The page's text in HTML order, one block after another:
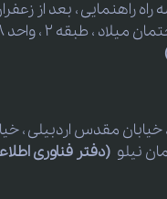
راهنمایی ، بعد از
، طبقه 2 ، واحد 8
خیابان مقدس اردبیلی ،
نیلو (دفتر فناوری